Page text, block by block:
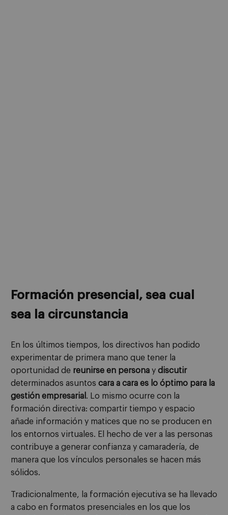
Formación presencial, sea cual
sea la circunstancia
En los últimos tiempos, los directivos han podido
experimentar de primera mano que tener la
oportunidad de reunirse en persona y discutir
determinados asuntos cara a cara es lo óptimo para la
gestión empresarial . Lo mismo ocurre con la
formación directiva: compartir tiempo y espacio
añade información y matices que no se producen en
los entornos virtuales. El hecho de ver a las personas
contribuye a generar confianza y camaradería, de
manera que los vínculos personales se hacen más
sólidos.
Tradicionalmente, la formación ejecutiva se ha llevado
a cabo en formatos presenciales en los que los